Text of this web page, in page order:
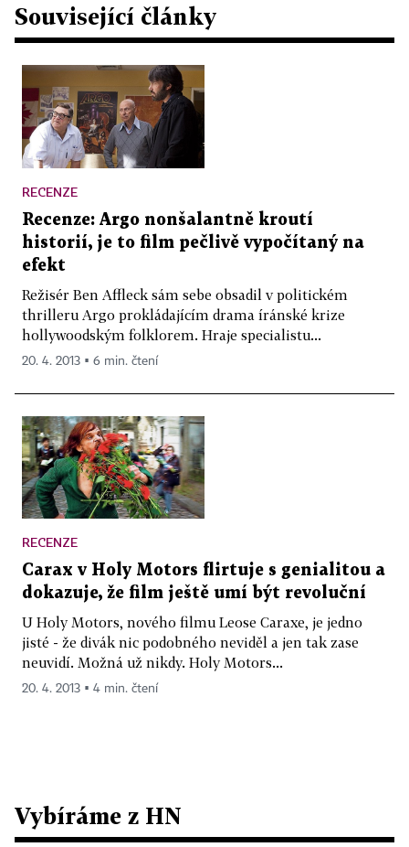
Související články
RECENZE
Recenze: Argo nonšalantně kroutí
historií, je to film pečlivě vypočítaný na
efekt
Režisér Ben Affleck sám sebe obsadil v politickém
thrilleru Argo prokládajícím drama íránské krize
hollywoodským folklorem. Hraje specialistu...
20. 4. 2013 ▪ 6 min. čtení
RECENZE
Carax v Holy Motors flirtuje s genialitou a
dokazuje, že film ještě umí být revoluční
U Holy Motors, nového filmu Leose Caraxe, je jedno
jisté - že divák nic podobného neviděl a jen tak zase
neuvidí. Možná už nikdy. Holy Motors...
20. 4. 2013 ▪ 4 min. čtení
Vybíráme z HN